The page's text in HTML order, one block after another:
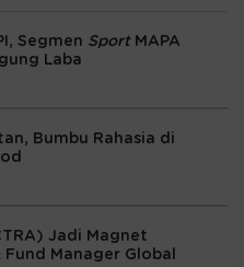
Segmen Sport MAPA
Laba
Bumbu Rahasia di
Jadi Magnet
Manager Global